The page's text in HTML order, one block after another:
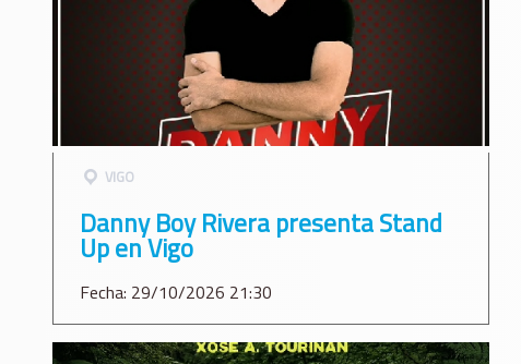
VIGO
Danny Boy Rivera presenta Stand
Up en Vigo
Fecha: 29/10/2026 21:30